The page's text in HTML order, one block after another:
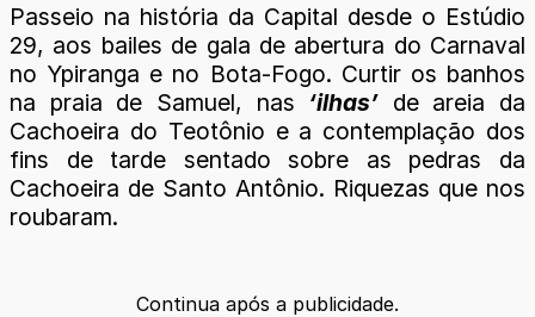
Passeio na história da Capital desde o Estúdio
29, aos bailes de gala de abertura do Carnaval
no Ypiranga e no Bota-Fogo. Curtir os banhos
na praia de Samuel, nas ‘ilhas’ de areia da
Cachoeira do Teotônio e a contemplação dos
fins de tarde sentado sobre as pedras da
Cachoeira de Santo Antônio. Riquezas que nos
roubaram.
Continua após a publicidade.